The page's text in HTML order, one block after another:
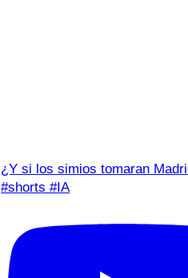
¿Y si los simios tomaran
#shorts #IA